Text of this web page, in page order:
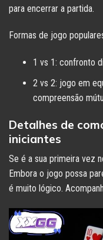
para encerrar a partida.
Formas de jogo
1 vs 1: confronto
2 vs 2: jogo em
compreensão
Detalhes de
iniciantes
Se é a sua primeira vez
Embora o jogo possa
é muito lógico.